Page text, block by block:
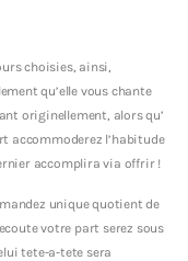
choisies, ainsi,
qu’elle vous chante
originellement, alors qu’
accommoderez l’habitude
accomplira via offrir !
unique quotient de
votre part serez sous
tete-a-tete sera